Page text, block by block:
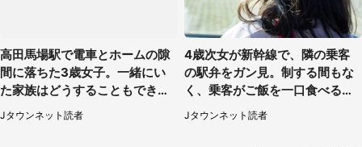
高田馬場駅で電車とホームの隙
間に落ちた3歳女子。一緒にい
た家族はどうすることもできな
くて...（埼玉県・50代女性）
Jタウンネット読者
4歳次女が新幹線で、隣の乗客
の駅弁をガン見。制する間もな
く、乗客がご飯を一口食べると
（茨城県・50代女性）
Jタウンネット読者